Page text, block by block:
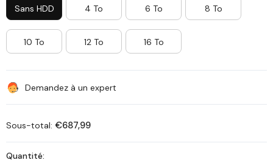
Sans HDD 4 To 6 To 8 To
10 To 12 To 16 To
Demandez à un expert
Sous-total: €687,99
Quantité: